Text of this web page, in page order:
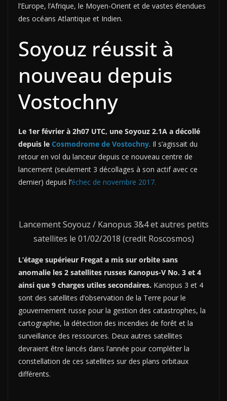
l’Europe, l’Afrique, le Moyen-Orient et de vastes étendues
des océans Atlantique et Indien.
Soyouz réussit à
nouveau depuis
Vostochny
Le 1er février à 2h07 UTC, une Soyouz 2.1A a décollé
depuis le Cosmodrome de Vostochny. Il s’agissait du
retour en vol du lanceur depuis ce nouveau centre de
lancement (seulement 3 décollages à son actif avec ce
dernier) depuis l’échec de novembre 2017.
Lancement Soyouz / Kanopus 3&4 et autres petits
satellites le 01/02/2018 (credit Roscosmos)
L’étage supérieur Fregat a mis sur orbite sans
anomalie les 2 satellites russes Kanopus-V No. 3 et 4
ainsi que 9 charges utiles secondaires. Kanopus 3 et 4
sont des satellites d’observation de la Terre pour le
gouvernement russe pour la gestion des catastrophes, la
cartographie, la détection des incendies de forêt et la
surveillance des ressources. Deux autres satellites
devraient être lancés dans l’année pour compléter la
constellation de ces satellites sur des plans orbitaux
différents.